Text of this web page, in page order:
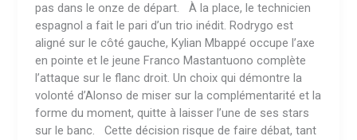
pas dans le onze de départ. À la place, le technicien
espagnol a fait le pari d’un trio inédit. Rodrygo est
aligné sur le côté gauche, Kylian Mbappé occupe l’axe
en pointe et le jeune Franco Mastantuono complète
l’attaque sur le flanc droit. Un choix qui démontre la
volonté d’Alonso de miser sur la complémentarité et la
forme du moment, quitte à laisser l’une de ses stars
sur le banc. Cette décision risque de faire débat, tant